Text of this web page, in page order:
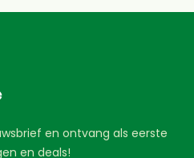
en ontvang als eerste
en deals!